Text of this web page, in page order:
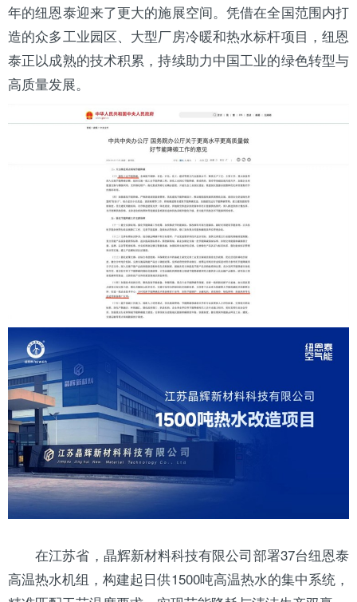
年的纽恩泰迎来了更大的施展空间。凭借在全国范围内打
造的众多工业园区、大型厂房冷暖和热水标杆项目，纽恩
泰正以成熟的技术积累，持续助力中国工业的绿色转型与
高质量发展。
在江苏省，晶辉新材料科技有限公司部署37台纽恩泰
高温热水机组，构建起日供1500吨高温热水的集中系统，